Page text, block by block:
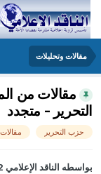
مقالات وتحليلات
مقالات من
التحرير - متجدد
حزب التحرير مقالات
بواسطهالناقد الإعلامي 2